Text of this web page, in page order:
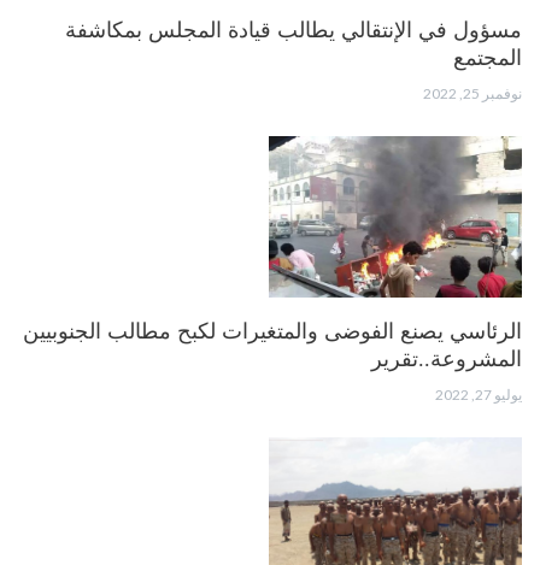
مسؤول في الإنتقالي يطالب قيادة المجلس بمكاشفة
المجتمع
نوفمبر 25, 2022
الرئاسي يصنع الفوضى والمتغيرات لكبح مطالب الجنوبيين
المشروعة..تقرير
يوليو 27, 2022